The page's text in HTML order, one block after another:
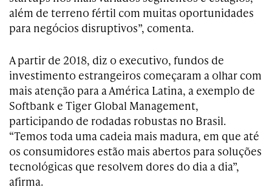
além de terreno fértil com muitas oportunidades
para negócios disruptivos”, comenta.
A partir de 2018, diz o executivo, fundos de
investimento estrangeiros começaram a olhar com
mais atenção para a América Latina, a exemplo de
Softbank e Tiger Global Management,
participando de rodadas robustas no Brasil.
“Temos toda uma cadeia mais madura, em que até
os consumidores estão mais abertos para soluções
tecnológicas que resolvem dores do dia a dia”,
afirma.